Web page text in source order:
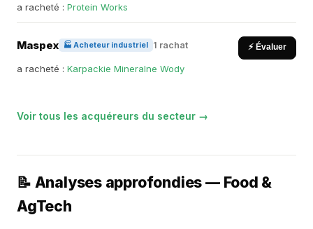
a racheté : Protein Works
Maspex 🏭 Acheteur industriel 1 rachat ⚡ Évaluer
a racheté : Karpackie Mineralne Wody
Voir tous les acquéreurs du secteur →
📝 Analyses approfondies — Food &
AgTech